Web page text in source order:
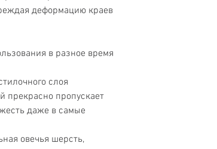
деформацию краев
в разное время
слоя
прекрасно пропускает
даже в самые
овечья шерсть,